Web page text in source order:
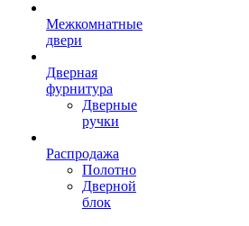
Межкомнатные
двери
Дверная
фурнитура
Дверные
ручки
Распродажа
Полотно
Дверной
блок